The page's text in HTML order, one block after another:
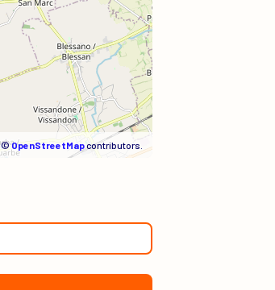
©OpenStreetMapcontributors.